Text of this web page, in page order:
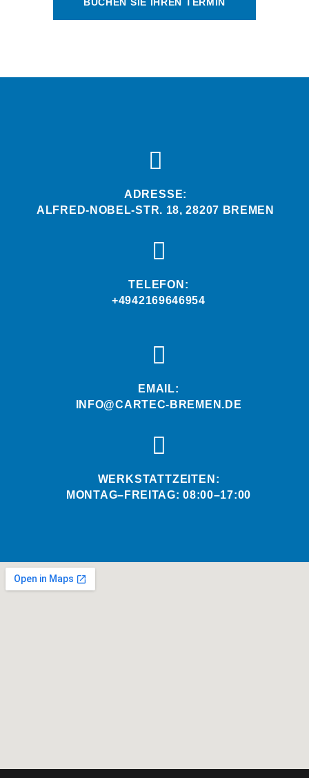
ADRESSE:
ALFRED-NOBEL-STR. 18, 28207 BREMEN
TELEFON:
+4942169646954
EMAIL:
INFO@CARTEC-BREMEN.DE
WERKSTATTZEITEN:
MONTAG–FREITAG: 08:00–17:00